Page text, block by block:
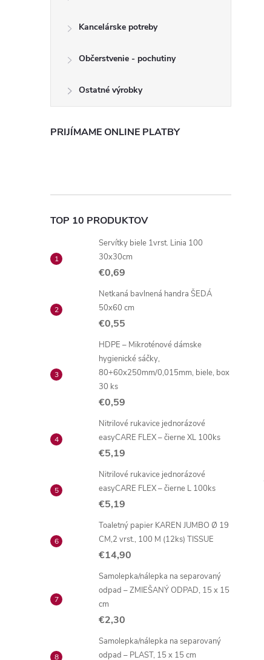
Kancelárske potreby
Občerstvenie - pochutiny
Ostatné výrobky
PRIJÍMAME ONLINE PLATBY
TOP 10 PRODUKTOV
Servítky biele 1vrst. Linia 100
30x30cm
€0,69
Netkaná bavlnená handra ŠEDÁ
50x60 cm
€0,55
HDPE – Mikroténové dámske
hygienické sáčky,
80+60x250mm/0,015mm, biele, box
30 ks
€0,59
Nitrilové rukavice jednorázové
easyCARE FLEX – čierne XL 100ks
€5,19
Nitrilové rukavice jednorázové
easyCARE FLEX – čierne L 100ks
€5,19
Toaletný papier KAREN JUMBO Ø 19
CM,2 vrst., 100 M (12ks) TISSUE
€14,90
Samolepka/nálepka na separovaný
odpad – ZMIEŠANÝ ODPAD, 15 x 15
cm
€2,30
Samolepka/nálepka na separovaný
odpad – PLAST, 15 x 15 cm